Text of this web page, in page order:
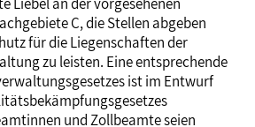
C, die Stellen abgeben
für die Liegenschaften der
zu leisten. Eine entsprechende
ist im Entwurf
und Zollbeamte seien